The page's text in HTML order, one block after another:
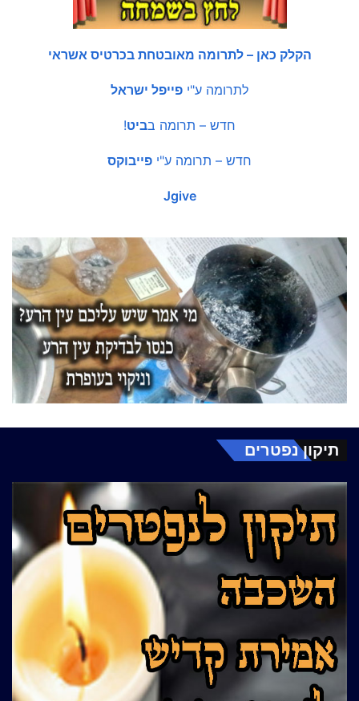
הקלק כאן – לתרומה מאובטחת בכרטיס אשראי
לתרומה ע"י פייפל ישראל
חדש – תרומה בביט!
חדש – תרומה ע"י פייבוקס
Jgive
תיקון נפטרים